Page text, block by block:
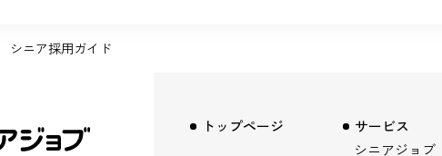
シニア採用ガイド
トップページ
サービス
シニアジョブ